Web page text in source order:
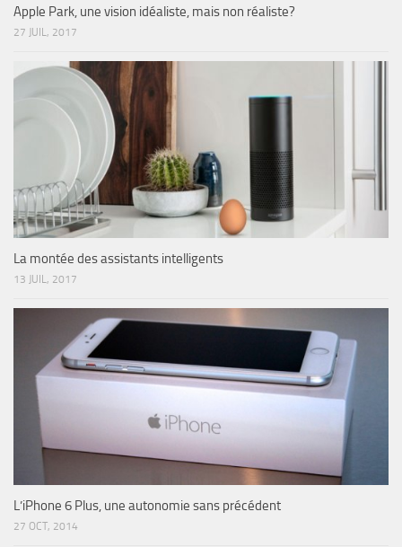
Apple Park, une vision idéaliste, mais non réaliste?
27 JUIL, 2017
La montée des assistants intelligents
13 JUIL, 2017
L’iPhone 6 Plus, une autonomie sans précédent
27 OCT, 2014